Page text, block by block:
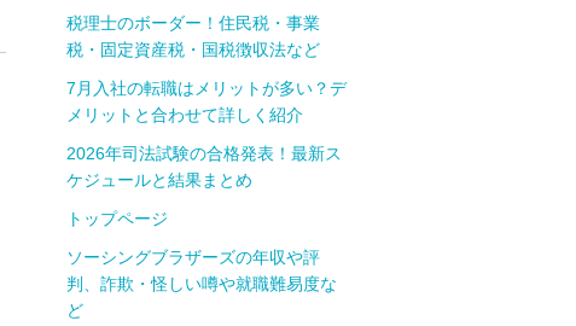
税理士のボーダー！住民税・事業
税・固定資産税・国税徴収法など
7月入社の転職はメリットが多い？デ
メリットと合わせて詳しく紹介
2026年司法試験の合格発表！最新ス
ケジュールと結果まとめ
トップページ
ソーシングブラザーズの年収や評
判、詐欺・怪しい噂や就職難易度な
ど